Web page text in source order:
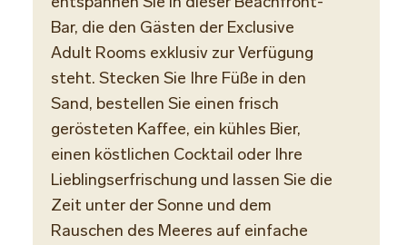
Bar, die den Gästen der Exclusive
Adult Rooms exklusiv zur Verfügung
steht. Stecken Sie Ihre Füße in den
Sand, bestellen Sie einen frisch
gerösteten Kaffee, ein kühles Bier,
einen köstlichen Cocktail oder Ihre
Lieblingserfrischung und lassen Sie die
Zeit unter der Sonne und dem
Rauschen des Meeres auf einfache